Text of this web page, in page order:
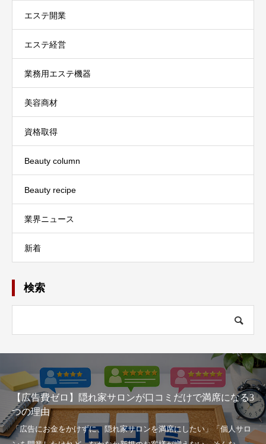
エステ開業
エステ経営
業務用エステ機器
美容商材
資格取得
Beauty column
Beauty recipe
業界ニュース
新着
検索
ミだけで満席になる3
家賃・人件費に圧迫されない！
アサロン」を活用したローリス